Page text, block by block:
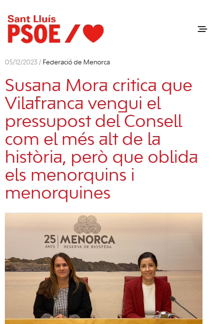
05/12/2023 / Federació de Menorca
Susana Mora critica que
Vilafranca vengui el
pressupost del Consell
com el més alt de la
història, però que oblida
els menorquins i
menorquines